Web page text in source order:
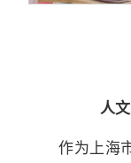
人
作为上海